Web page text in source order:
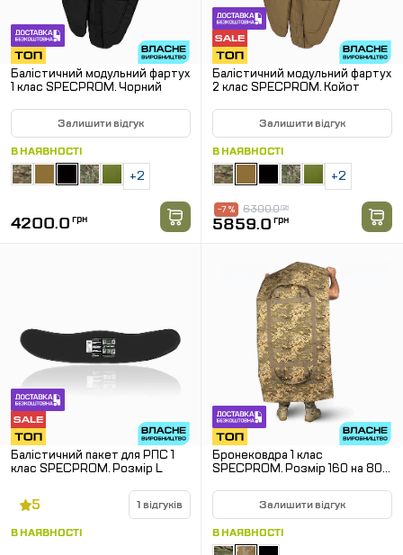
Балістичний модульний фартух
1 клас SPECPROM. Чорний
Залишити відгук
В НАЯВНОСТІ
+2
4200.0 грн
Балістичний модульний фартух
2 клас SPECPROM. Койот
Залишити відгук
В НАЯВНОСТІ
+2
6300.0грн
-7 %
5859.0 грн
Балістичний пакет для РПС 1
клас SPECPROM. Розмір L
5 1 відгуків
В НАЯВНОСТІ
Бронековдра 1 клас
SPECPROM. Розмір 160 на 80
Залишити відгук
В НАЯВНОСТІ